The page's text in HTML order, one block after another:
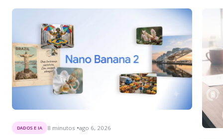
DADOS E IA 8 minutos ago 6, 2026